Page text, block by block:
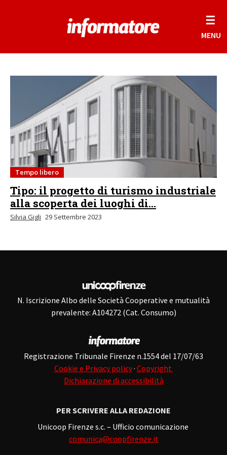
☰
MENU
Tempo libero
Tipo: il progetto di turismo industriale
alla scoperta dei luoghi di...
Silvia Gigli 29 Settembre 2023
N. Iscrizione Albo delle Società Cooperative e mutualità
prevalente: A104272 (Cat. Consumo)
Registrazione Tribunale Firenze n.1554 del 17/07/63
Cookie e Privacy policy· Copyright
Dichiarazione di accessibilità
PER SCRIVERE ALLA REDAZIONE
Unicoop Firenze s.c. – Ufficio comunicazione
comunica@coopfirenze.it